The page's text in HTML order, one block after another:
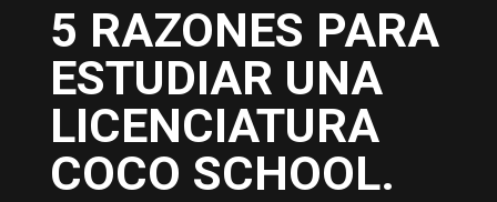
5 RAZONES PARA
ESTUDIAR UNA
LICENCIATURA
COCO SCHOOL.